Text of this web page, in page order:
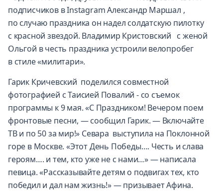
подписчиков в Instagram Александр Маршал ,
по случаю праздника он надел солдатскую пилотку
с красной звездой. Владимир Кристовский с женой
Ольгой в честь праздника устроили велопробег
в стиле «милитари».
Гарик Кричевский поделился совместной
фотографией с Таисией Повалий - со съемок
программы к 9 мая. «С Праздником! Вечером поем
фронтовые песни, — сообщил Гарик. — Включайте
ТВ и по 50 за мир!» Севара выступила на Поклонной
горе в Москве. «Этот День Победы…. Честь и слава
героям…. и тем, кто уже не с нами…» — написала
певица. «Рассказывайте детям о подвигах тех, кто
победил и дал нам жизнь!» — призывает Афина.